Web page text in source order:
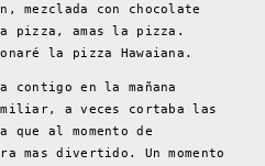
mezclada con chocolate
pizza, amas la pizza.
la pizza Hawaiana.
contigo en la mañana
a veces cortaba las
que al momento de
mas divertido. Un momento